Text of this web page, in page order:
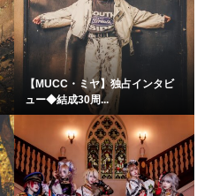
【MUCC・ミヤ】独占インタビ
ュー◆結成30周...